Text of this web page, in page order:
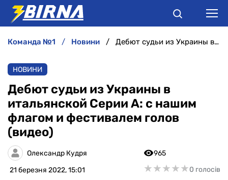
АНАЛІТИКА
ІНТЕРВ'Ю
РІЗНЕ
БУКМЕКЕРИ
команда №1 новини Дебют судьи из Украины в итальянской Серии А: с нашим флагом и фестивалем голов (видео)
НОВИНИ
Дебют судьи из Украины в
итальянской Серии А: с нашим
флагом и фестивалем голов
(видео)
Олександр Кудря
21 березня 2022, 15:01
965
★★★★★
★★★★★0 голосів